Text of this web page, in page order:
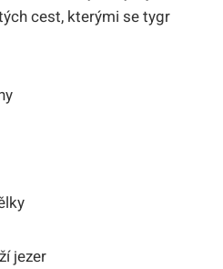
cest, kterými se tygr
jezer